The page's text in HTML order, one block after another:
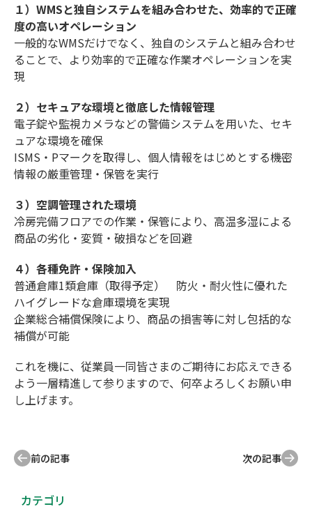
１）WMSと独自システムを組み合わせた、効率的で正確
度の高いオペレーション
一般的なWMSだけでなく、独自のシステムと組み合わせ
ることで、より効率的で正確な作業オペレーションを実
現
２）セキュアな環境と徹底した情報管理
電子錠や監視カメラなどの警備システムを用いた、セキ
ュアな環境を確保
ISMS・Pマークを取得し、個人情報をはじめとする機密
情報の厳重管理・保管を実行
３）空調管理された環境
冷房完備フロアでの作業・保管により、高温多湿による
商品の劣化・変質・破損などを回避
４）各種免許・保険加入
普通倉庫1類倉庫（取得予定） 防火・耐火性に優れた
ハイグレードな倉庫環境を実現
企業総合補償保険により、商品の損害等に対し包括的な
補償が可能
これを機に、従業員一同皆さまのご期待にお応えできる
よう一層精進して参りますので、何卒よろしくお願い申
し上げます。
前の記事 次の記事
カテゴリ